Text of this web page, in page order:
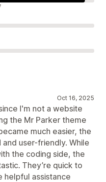
Oct 16, 2025
I'm not a website
the Mr Parker theme
much easier, the
user-friendly. While
the coding side, the
They’re quick to
helpful assistance